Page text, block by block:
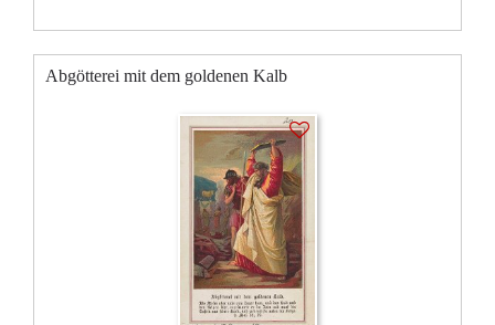
Abgötterei mit dem goldenen Kalb